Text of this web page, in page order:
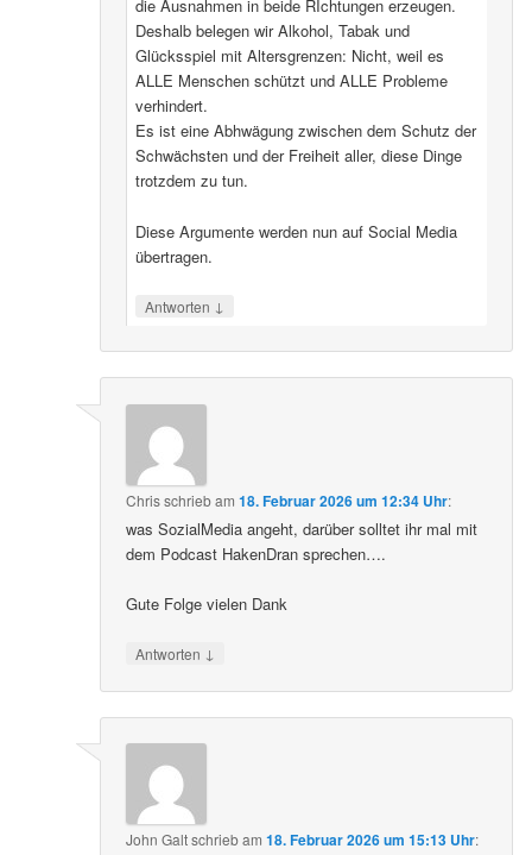
die Ausnahmen in beide RIchtungen erzeugen.
Deshalb belegen wir Alkohol, Tabak und
Glücksspiel mit Altersgrenzen: Nicht, weil es
ALLE Menschen schützt und ALLE Probleme
verhindert.
Es ist eine Abhwägung zwischen dem Schutz der
Schwächsten und der Freiheit aller, diese Dinge
trotzdem zu tun.
Diese Argumente werden nun auf Social Media
übertragen.
Antworten ↓
Chrisschriebam18. Februar 2026 um 12:34 Uhr:
was SozialMedia angeht, darüber solltet ihr mal mit
dem Podcast HakenDran sprechen….
Gute Folge vielen Dank
Antworten ↓
John Galtschriebam18. Februar 2026 um 15:13 Uhr: